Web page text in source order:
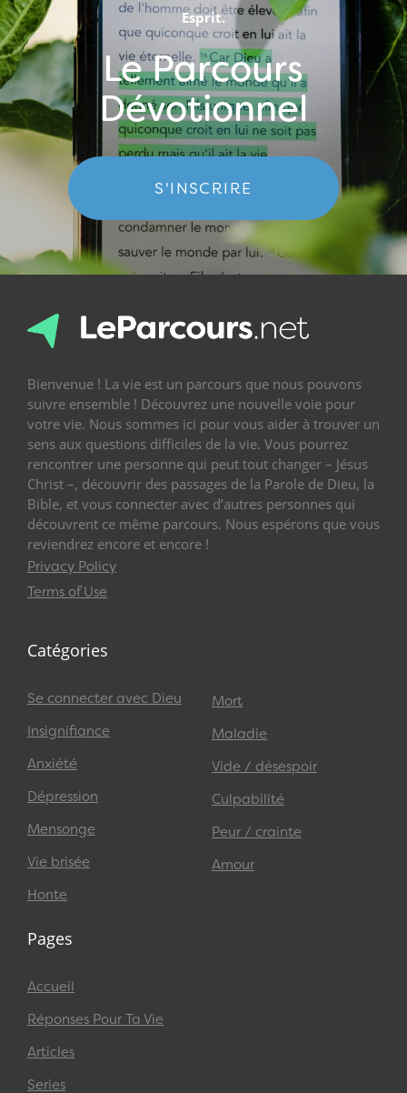
Esprit.
Le Parcours
Dévotionnel
S'INSCRIRE
Bienvenue ! La vie est un parcours que nous pouvons
suivre ensemble ! Découvrez une nouvelle voie pour
votre vie. Nous sommes ici pour vous aider à trouver un
sens aux questions difficiles de la vie. Vous pourrez
rencontrer une personne qui peut tout changer – Jésus
Christ –, découvrir des passages de la Parole de Dieu, la
Bible, et vous connecter avec d’autres personnes qui
découvrent ce même parcours. Nous espérons que vous
reviendrez encore et encore !
Privacy Policy
Terms of Use
Catégories
Se connecter avec Dieu
Insignifiance
Anxiété
Dépression
Mensonge
Vie brisée
Honte
Mort
Maladie
Vide / désespoir
Culpabilité
Peur / crainte
Amour
Pages
Accueil
Réponses Pour Ta Vie
Articles
Series